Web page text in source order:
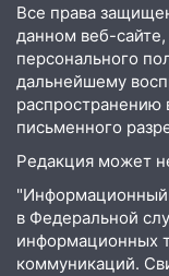
встреча
04:47 В
ракетную
купить
до декабря
19:34 В
состоялось
Все права
данном веб-
персонального
дальнейшему
распространению
письменного
Редакция может
"Информационный
в Федеральной
информационных
коммуникаций.